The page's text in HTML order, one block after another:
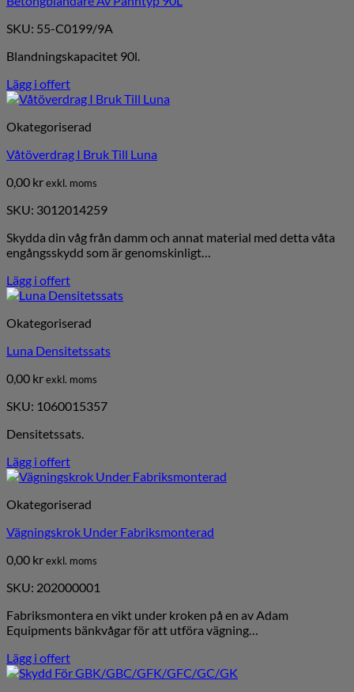
SKU: 55-C0199/9A
Blandningskapacitet 90l.
Lägg i offert
Okategoriserad
Våtöverdrag I Bruk Till Luna
0,00 krexkl. moms
SKU: 3012014259
Skydda din våg från damm och annat material med detta våta
engångsskydd som är genomskinligt…
Lägg i offert
Okategoriserad
Luna Densitetssats
0,00 krexkl. moms
SKU: 1060015357
Densitetssats.
Lägg i offert
Okategoriserad
Vägningskrok Under Fabriksmonterad
0,00 krexkl. moms
SKU: 202000001
Fabriksmontera en vikt under kroken på en av Adam
Equipments bänkvågar för att utföra vägning…
Lägg i offert